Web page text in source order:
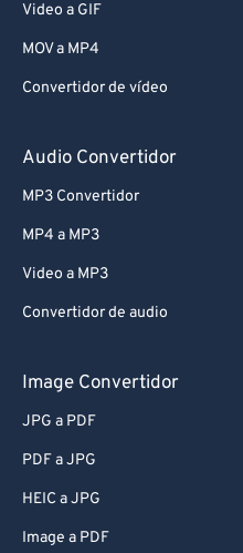
Video a GIF
MOV a MP4
Convertidor de vídeo
Audio Convertidor
MP3 Convertidor
MP4 a MP3
Video a MP3
Convertidor de audio
Image Convertidor
JPG a PDF
PDF a JPG
HEIC a JPG
Image a PDF